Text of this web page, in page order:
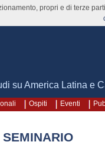
su America Latina e
Ospiti Eventi
SEMINARIO
propri e di terze